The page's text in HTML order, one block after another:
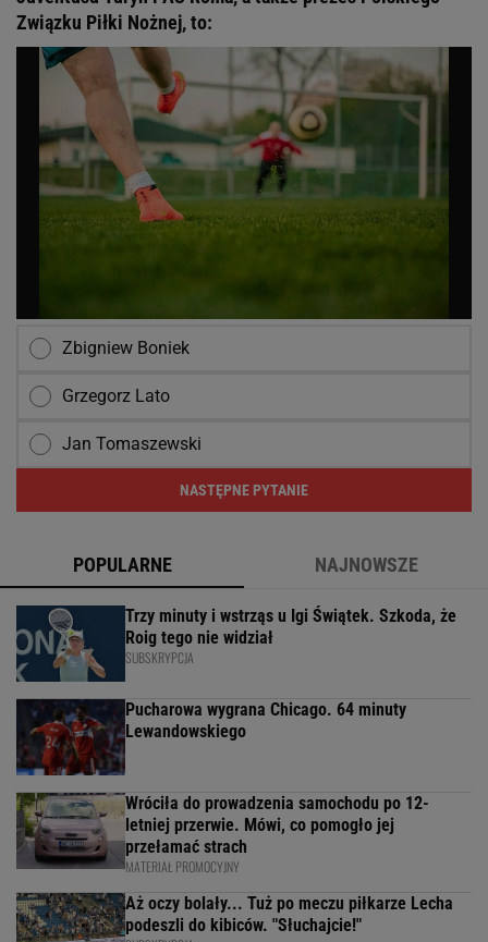
Związku Piłki Nożnej, to:
Zbigniew Boniek
Grzegorz Lato
Jan Tomaszewski
NASTĘPNE PYTANIE
POPULARNE NAJNOWSZE
Trzy minuty i wstrząs u Igi Świątek. Szkoda, że
Roig tego nie widział
SUBSKRYPCJA
Pucharowa wygrana Chicago. 64 minuty
Lewandowskiego
Wróciła do prowadzenia samochodu po 12-
letniej przerwie. Mówi, co pomogło jej
przełamać strach
MATERIAŁ PROMOCYJNY
Aż oczy bolały... Tuż po meczu piłkarze Lecha
podeszli do kibiców. "Słuchajcie!"